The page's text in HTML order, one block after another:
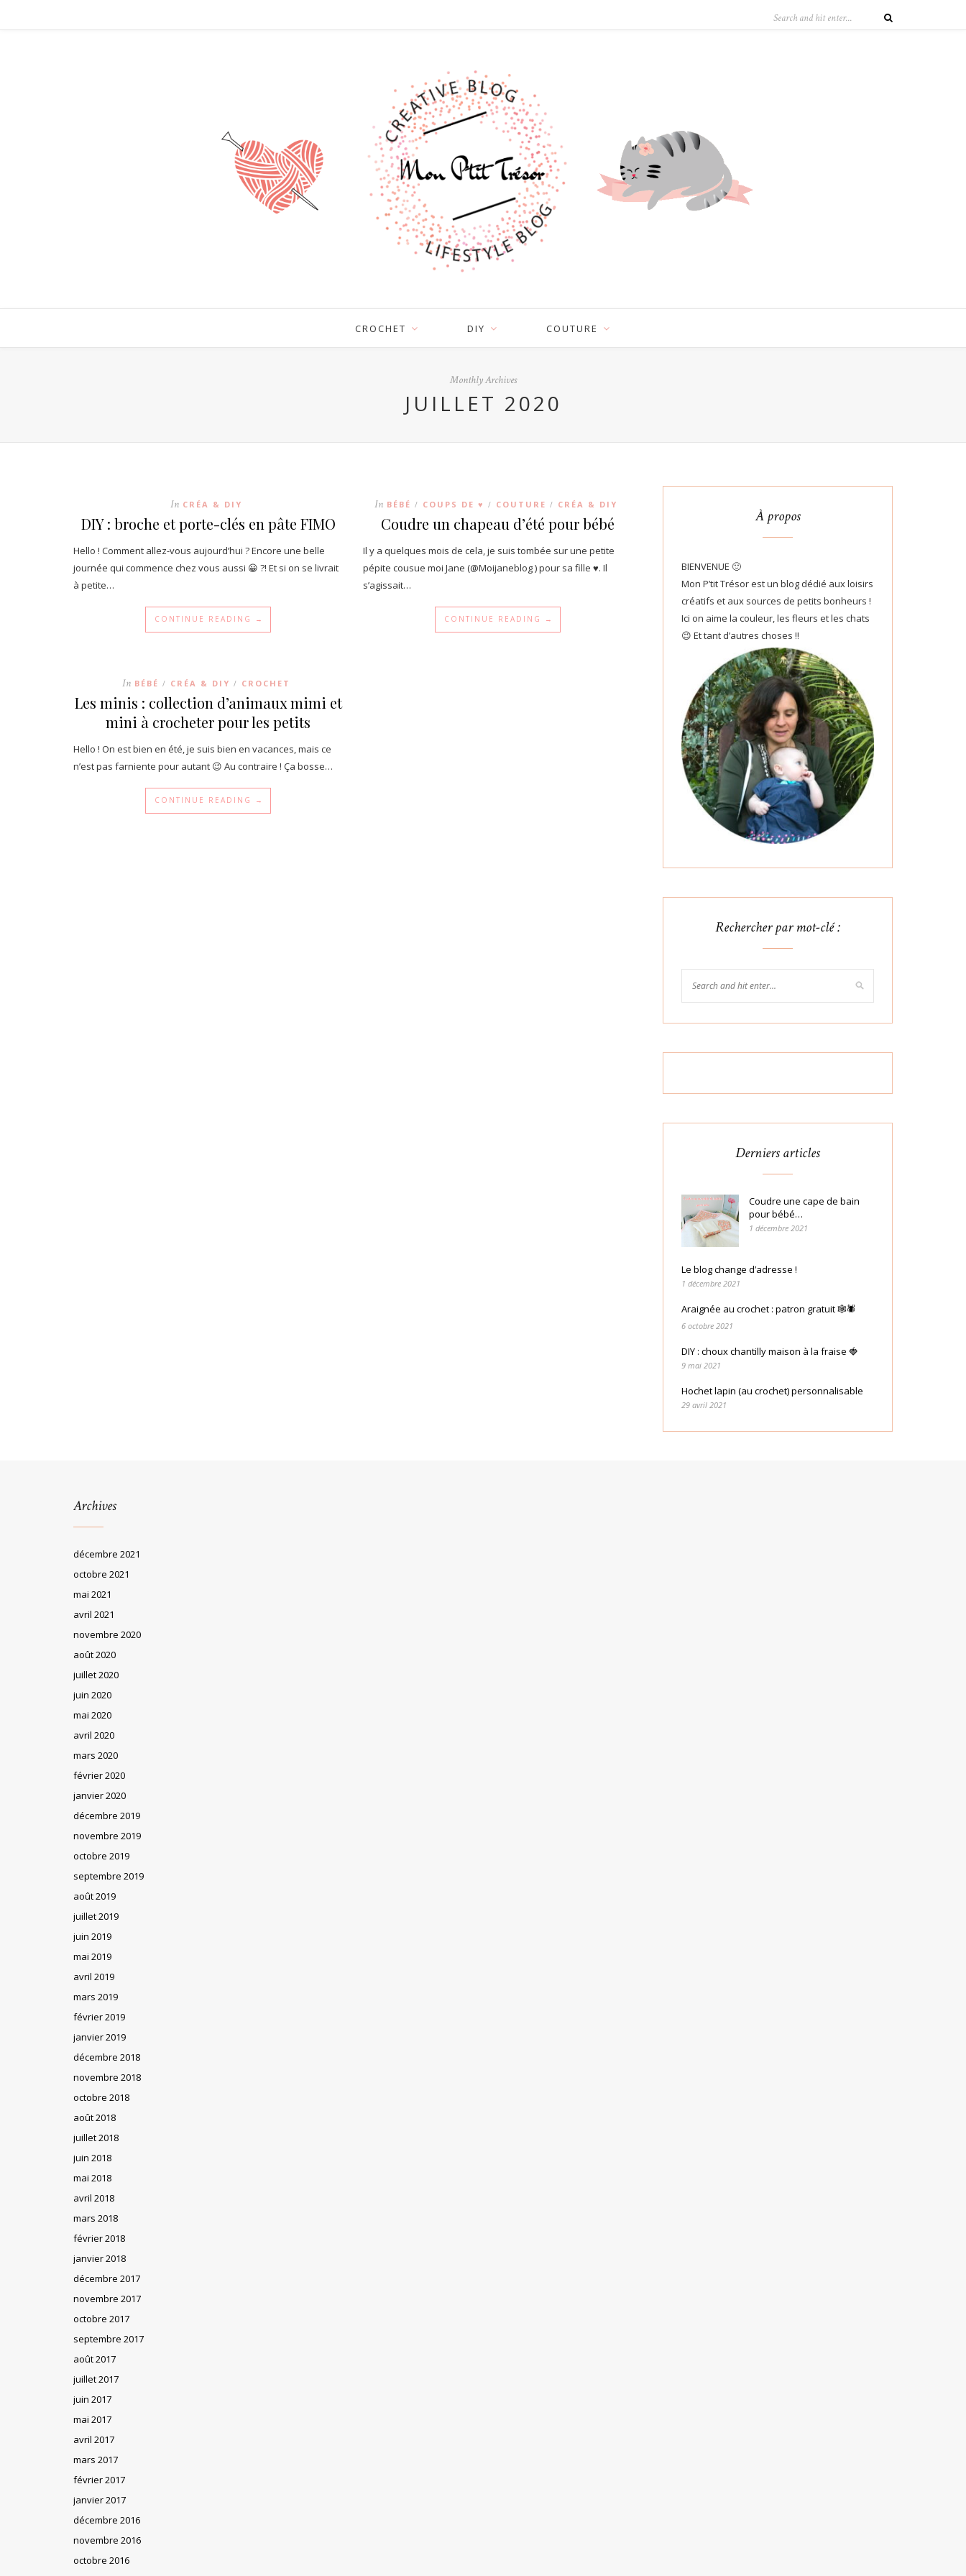
CROCHET DIY COUTURE
Monthly Archives
JUILLET 2020
In CRÉA & DIY
DIY : broche et porte-clés en pâte FIMO
Hello ! Comment allez-vous aujourd’hui ? Encore une belle
journée qui commence chez vous aussi 😀 ?! Et si on se livrait
à petite…
CONTINUE READING →
In BÉBÉ / COUPS DE ♥ / COUTURE / CRÉA & DIY
Coudre un chapeau d’été pour bébé
Il y a quelques mois de cela, je suis tombée sur une petite
pépite cousue moi Jane (@Moijaneblog ) pour sa fille ♥. Il
s’agissait…
CONTINUE READING →
In BÉBÉ / CRÉA & DIY / CROCHET
Les minis : collection d’animaux mimi et
mini à crocheter pour les petits
Hello ! On est bien en été, je suis bien en vacances, mais ce
n’est pas farniente pour autant 😉 Au contraire ! Ça bosse…
CONTINUE READING →
À propos
BIENVENUE 🙂
Mon P’tit Trésor est un blog dédié aux loisirs
créatifs et aux sources de petits bonheurs !
Ici on aime la couleur, les fleurs et les chats
😉 Et tant d’autres choses !!
Rechercher par mot-clé :
Derniers articles
Coudre une cape de bain
pour bébé…
1 décembre 2021
Le blog change d’adresse !
1 décembre 2021
Araignée au crochet : patron gratuit 🕸🕷
6 octobre 2021
DIY : choux chantilly maison à la fraise 🍓
9 mai 2021
Hochet lapin (au crochet) personnalisable
29 avril 2021
Archives
décembre 2021
octobre 2021
mai 2021
avril 2021
novembre 2020
août 2020
juillet 2020
juin 2020
mai 2020
avril 2020
mars 2020
février 2020
janvier 2020
décembre 2019
novembre 2019
octobre 2019
septembre 2019
août 2019
juillet 2019
juin 2019
mai 2019
avril 2019
mars 2019
février 2019
janvier 2019
décembre 2018
novembre 2018
octobre 2018
août 2018
juillet 2018
juin 2018
mai 2018
avril 2018
mars 2018
février 2018
janvier 2018
décembre 2017
novembre 2017
octobre 2017
septembre 2017
août 2017
juillet 2017
juin 2017
mai 2017
avril 2017
mars 2017
février 2017
janvier 2017
décembre 2016
novembre 2016
octobre 2016